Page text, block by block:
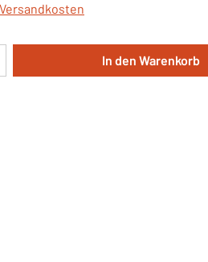
Gib den gewünschten
In den Warenkorb